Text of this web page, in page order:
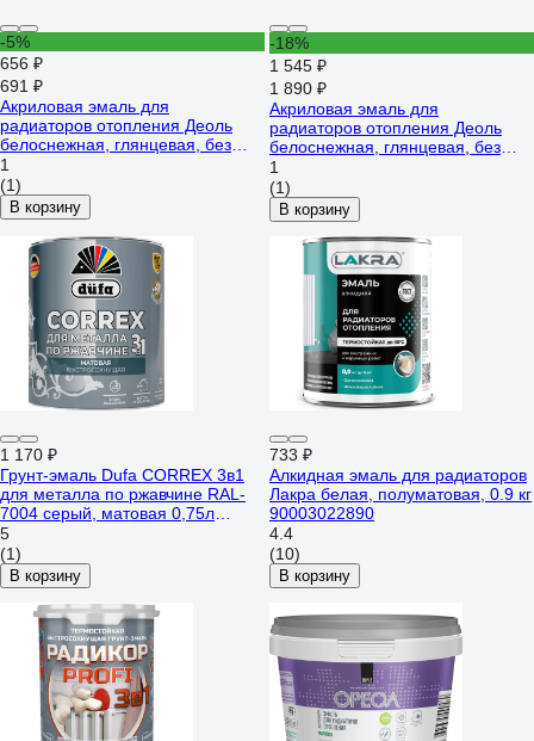
-5%
656 ₽
691 ₽
Акриловая эмаль для
радиаторов отопления Деоль
белоснежная, глянцевая, без
запаха, 0.9 л 00020980
1
(1)
В корзину
-18%
1 545 ₽
1 890 ₽
Акриловая эмаль для
радиаторов отопления Деоль
белоснежная, глянцевая, без
запаха, 2.7 л 00020981
1
(1)
В корзину
1 170 ₽
Грунт-эмаль Dufa CORREX 3в1
для металла по ржавчине RAL-
7004 серый, матовая 0,75л
МП00-014774
5
(1)
В корзину
733 ₽
Алкидная эмаль для радиаторов
Лакра белая, полуматовая, 0.9 кг
90003022890
4.4
(10)
В корзину